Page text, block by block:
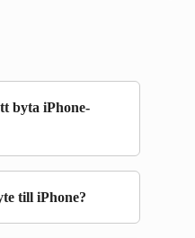
byta iPhone-
till iPhone?